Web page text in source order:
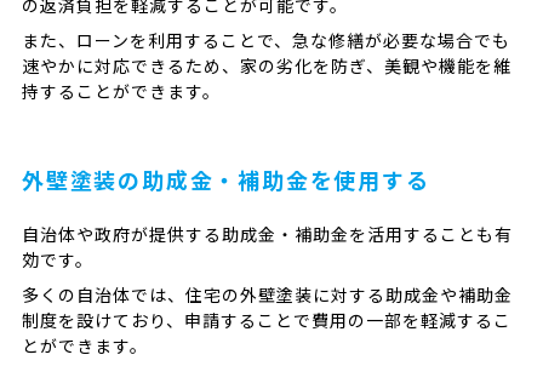
また、ローンを利用することで、急な修繕が必要な場合でも
速やかに対応できるため、家の劣化を防ぎ、美観や機能を維
持することができます。
外壁塗装の助成金・補助金を使用する
自治体や政府が提供する助成金・補助金を活用することも有
効です。
多くの自治体では、住宅の外壁塗装に対する助成金や補助金
制度を設けており、申請することで費用の一部を軽減するこ
とができます。